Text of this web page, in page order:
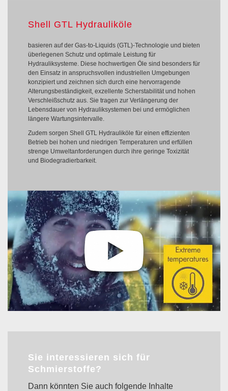
Shell GTL Hydrauliköle
basieren auf der Gas-to-Liquids (GTL)-Technologie und bieten
überlegenen Schutz und optimale Leistung für
Hydrauliksysteme. Diese hochwertigen Öle sind besonders für
den Einsatz in anspruchsvollen industriellen Umgebungen
konzipiert und zeichnen sich durch eine hervorragende
Alterungsbeständigkeit, exzellente Scherstabilität und hohen
Verschleißschutz aus. Sie tragen zur Verlängerung der
Lebensdauer von Hydrauliksystemen bei und ermöglichen
längere Wartungsintervalle.
Zudem sorgen Shell GTL Hydrauliköle für einen effizienten
Betrieb bei hohen und niedrigen Temperaturen und erfüllen
strenge Umweltanforderungen durch ihre geringe Toxizität
und Biodegradierbarkeit.
Sie interessieren sich für
Schmierstoffe?
Dann könnten Sie auch folgende Inhalte